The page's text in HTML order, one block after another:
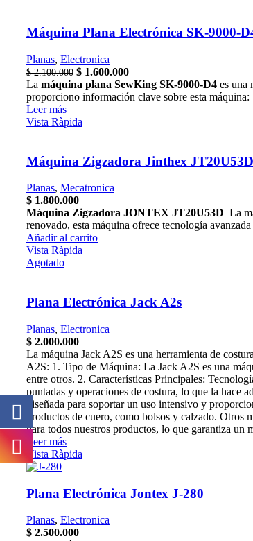
Máquina Plana Electrónica SK-9000-
Planas, Electronica
$2.100.000 El
precio
original
$ 2.100.000.
$ 1.600.000El
precio
actual
La máquina plana SewKing SK-9000-D4 es una
proporciono información clave sobre esta máquina:
Leer más
Vista Ràpida
Máquina Zigzadora Jinthex JT20U53D
Planas, Mecatronica
$ 1.800.000
Máquina Zigzadora JONTEX JT20U53D La
renovado, esta máquina ofrece tecnología
Añadir al carrito
Vista Ràpida
Agotado
Plana Electrónica Jack A2s
Planas, Electronica
$ 2.000.000
La máquina Jack A2S es una herramienta de
A2S: 1. Tipo de Máquina: La Jack A2S es una
entre otros. 2. Características Principales:
puntadas y operaciones de costura, lo que la hace
diseñada para soportar un uso intensivo y
productos de cuero, como bolsos y calzado.
para todos nuestros productos, lo que garantiza un
Leer más
Vista Ràpida
Plana Electrónica Jontex J-280
Planas, Electronica
$ 2.500.000